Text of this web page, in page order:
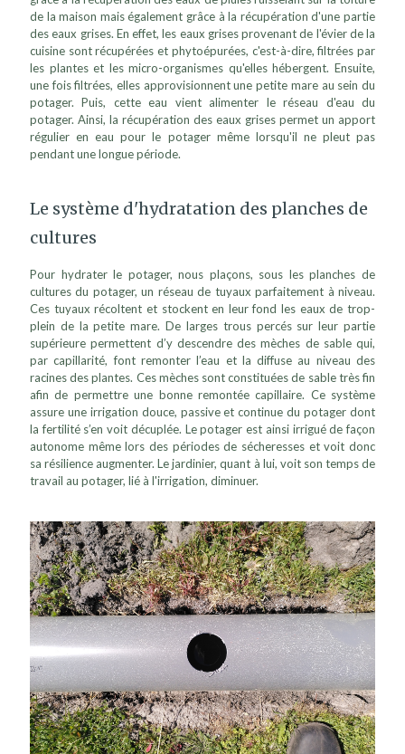
de la maison mais également grâce à la récupération d'une partie
des eaux grises. En effet, les eaux grises provenant de l'évier de la
cuisine sont récupérées et phytoépurées, c'est-à-dire, filtrées par
les plantes et les micro-organismes qu'elles hébergent. Ensuite,
une fois filtrées, elles approvisionnent une petite mare au sein du
potager. Puis, cette eau vient alimenter le réseau d'eau du
potager. Ainsi, la récupération des eaux grises permet un apport
régulier en eau pour le potager même lorsqu'il ne pleut pas
pendant une longue période.
Le système d'hydratation des planches de
cultures
Pour hydrater le potager, nous plaçons, sous les planches de
cultures du potager, un réseau de tuyaux parfaitement à niveau.
Ces tuyaux récoltent et stockent en leur fond les eaux de trop-
plein de la petite mare. De larges trous percés sur leur partie
supérieure permettent d’y descendre des mèches de sable qui,
par capillarité, font remonter l’eau et la diffuse au niveau des
racines des plantes. Ces mèches sont constituées de sable très fin
afin de permettre une bonne remontée capillaire. Ce système
assure une irrigation douce, passive et continue du potager dont
la fertilité s’en voit décuplée. Le potager est ainsi irrigué de façon
autonome même lors des périodes de sécheresses et voit donc
sa résilience augmenter. Le jardinier, quant à lui, voit son temps de
travail au potager, lié à l'irrigation, diminuer.